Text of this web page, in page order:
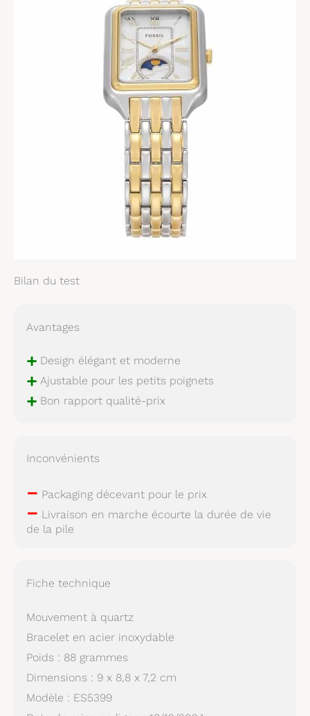
Bilan du test
Avantages
+Design élégant et moderne
+Ajustable pour les petits poignets
+Bon rapport qualité-prix
Inconvénients
– Packaging décevant pour le prix
– Livraison en marche écourte la durée de vie
de la pile
Fiche technique
Mouvement à quartz
Bracelet en acier inoxydable
Poids : 88 grammes
Dimensions : 9 x 8,8 x 7,2 cm
Modèle : ES5399